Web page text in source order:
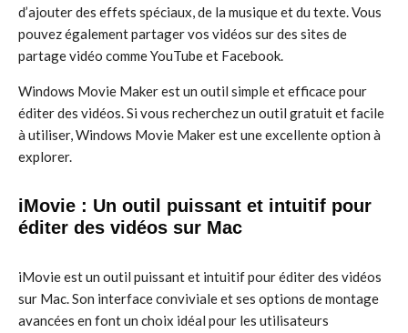
d’ajouter des effets spéciaux, de la musique et du texte. Vous
pouvez également partager vos vidéos sur des sites de
partage vidéo comme YouTube et Facebook.
Windows Movie Maker est un outil simple et efficace pour
éditer des vidéos. Si vous recherchez un outil gratuit et facile
à utiliser, Windows Movie Maker est une excellente option à
explorer.
iMovie : Un outil puissant et intuitif pour
éditer des vidéos sur Mac
iMovie est un outil puissant et intuitif pour éditer des vidéos
sur Mac. Son interface conviviale et ses options de montage
avancées en font un choix idéal pour les utilisateurs